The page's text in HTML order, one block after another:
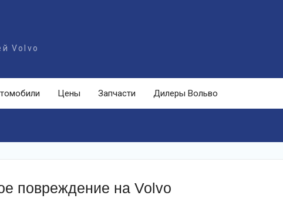
Volvo
Цены Запчасти Дилеры Вольво
повреждение на Volvo